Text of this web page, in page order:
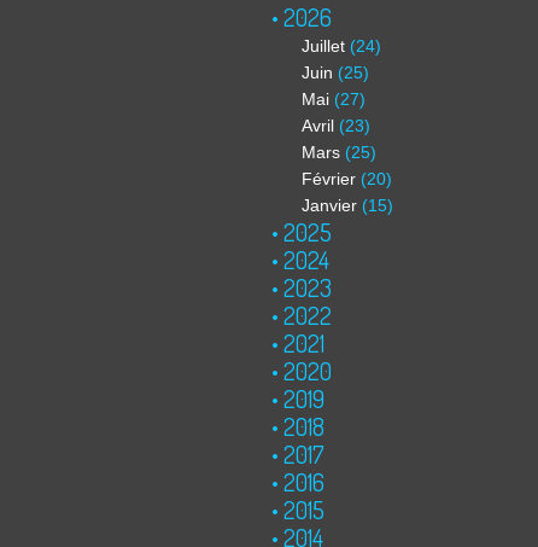
2026
Juillet (24)
Juin (25)
Mai (27)
Avril (23)
Mars (25)
Février (20)
Janvier (15)
2025
2024
2023
2022
2021
2020
2019
2018
2017
2016
2015
2014